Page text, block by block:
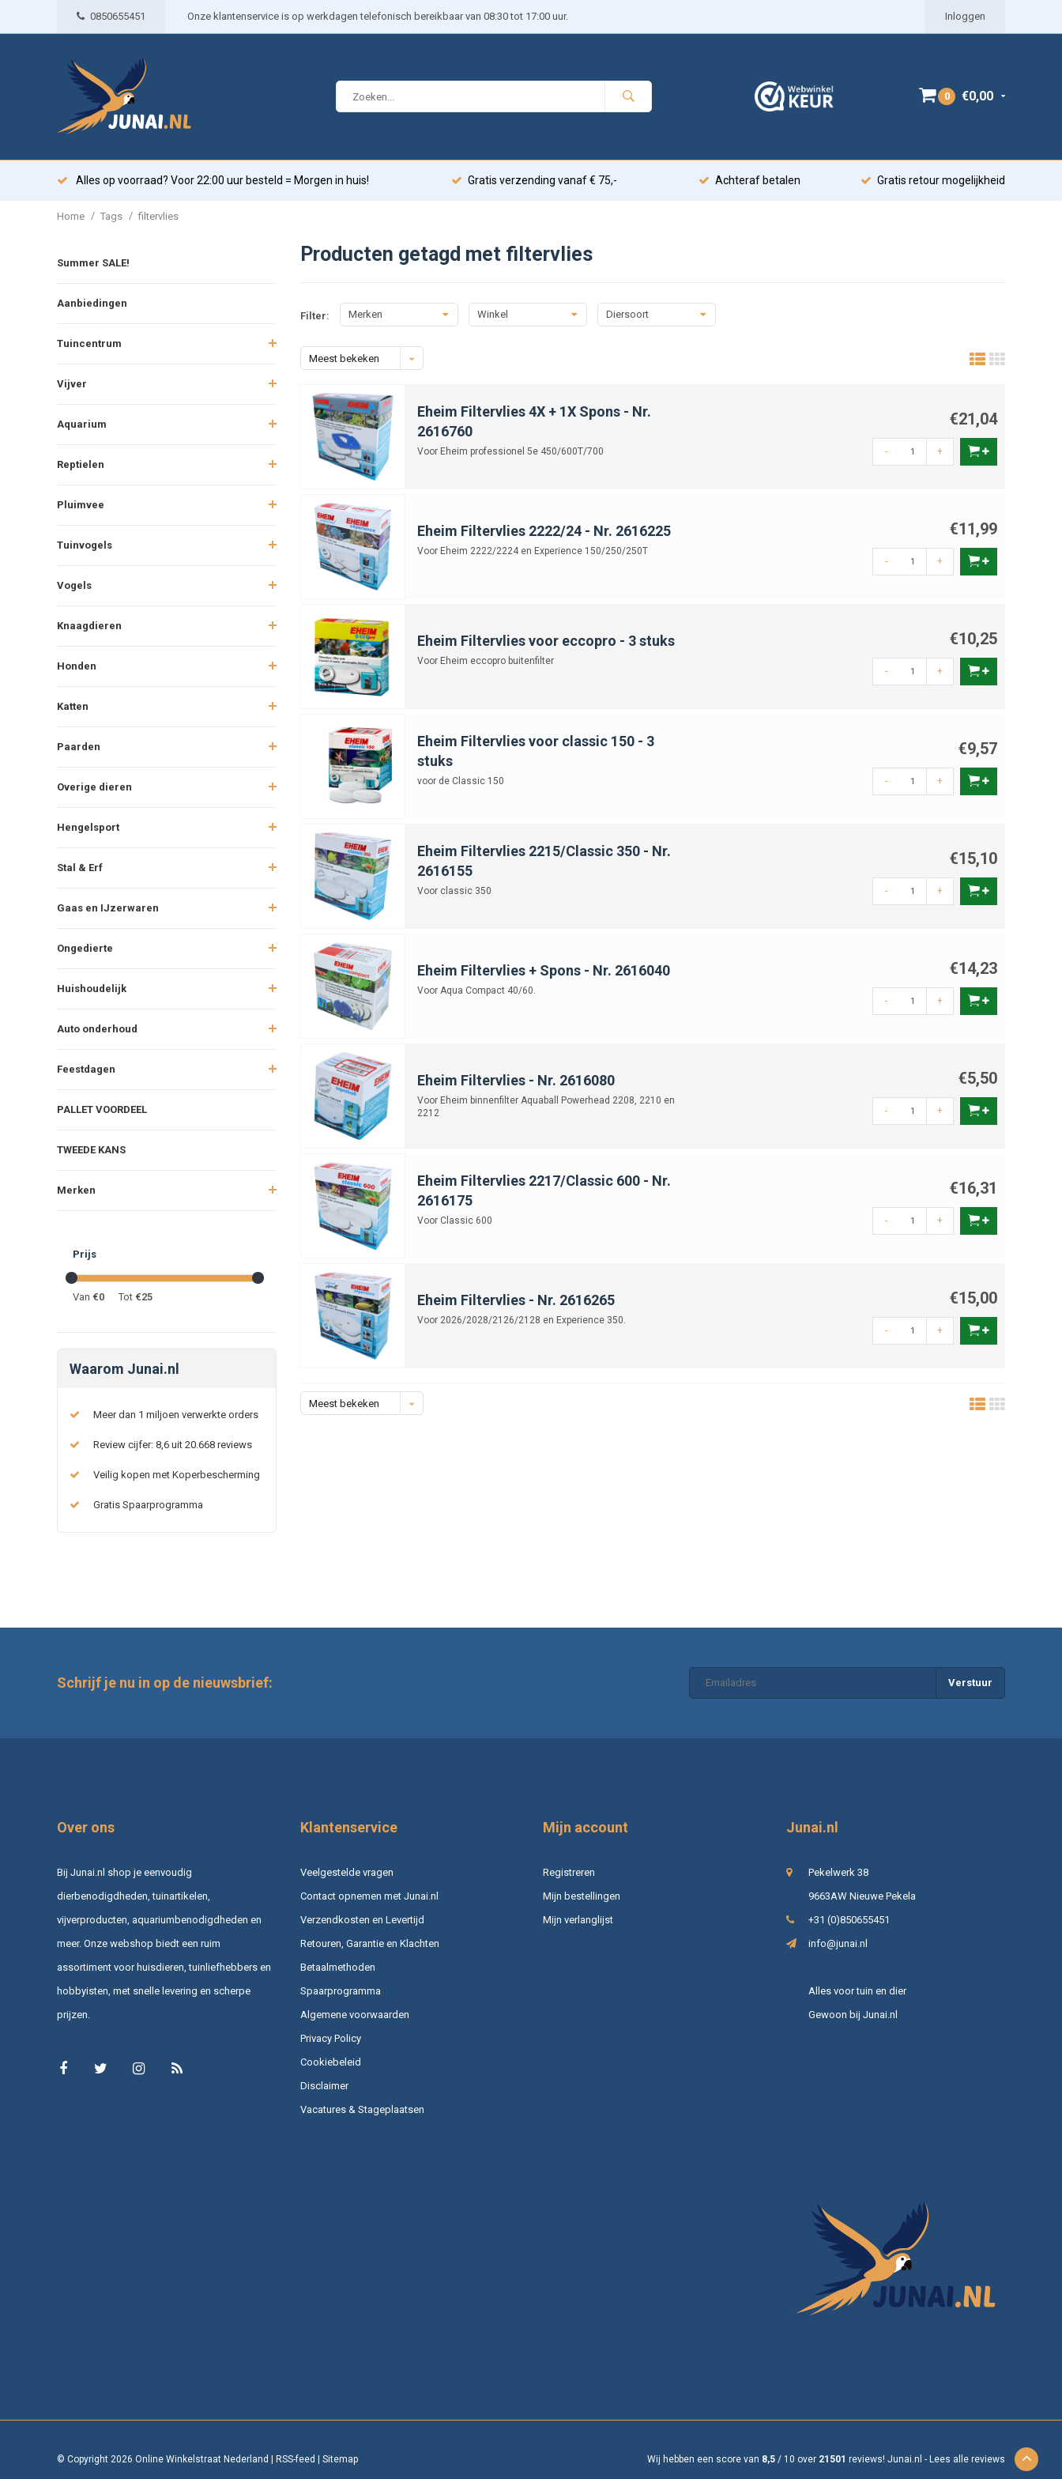
0850655451 Onze klantenservice is op werkdagen telefonisch bereikbaar van 08:30 tot 17:00 uur. Inloggen
0 €0,00
Alles op voorraad? Voor 22:00 uur besteld = Morgen in huis! Gratis verzending vanaf € 75,- Achteraf betalen Gratis retour mogelijkheid
Home / Tags / filtervlies
Summer SALE!
Aanbiedingen
Tuincentrum
Vijver
Aquarium
Reptielen
Pluimvee
Tuinvogels
Vogels
Knaagdieren
Honden
Katten
Paarden
Overige dieren
Hengelsport
Stal & Erf
Gaas en IJzerwaren
Ongedierte
Huishoudelijk
Auto onderhoud
Feestdagen
PALLET VOORDEEL
TWEEDE KANS
Merken
Prijs
Van €0 Tot €25
Waarom Junai.nl
Meer dan 1 miljoen verwerkte orders
Review cijfer: 8,6 uit 20.668 reviews
Veilig kopen met Koperbescherming
Gratis Spaarprogramma
Producten getagd met filtervlies
Filter: Merken Winkel Diersoort
Meest bekeken
Eheim Filtervlies 4X + 1X Spons - Nr.
2616760
Voor Eheim professionel 5e 450/600T/700
€21,04
- +
Eheim Filtervlies 2222/24 - Nr. 2616225
Voor Eheim 2222/2224 en Experience 150/250/250T
€11,99
- +
Eheim Filtervlies voor eccopro - 3 stuks
Voor Eheim eccopro buitenfilter
€10,25
- +
Eheim Filtervlies voor classic 150 - 3
stuks
voor de Classic 150
€9,57
- +
Eheim Filtervlies 2215/Classic 350 - Nr.
2616155
Voor classic 350
€15,10
- +
Eheim Filtervlies + Spons - Nr. 2616040
Voor Aqua Compact 40/60.
€14,23
- +
Eheim Filtervlies - Nr. 2616080
Voor Eheim binnenfilter Aquaball Powerhead 2208, 2210 en
2212
€5,50
- +
Eheim Filtervlies 2217/Classic 600 - Nr.
2616175
Voor Classic 600
€16,31
- +
Eheim Filtervlies - Nr. 2616265
Voor 2026/2028/2126/2128 en Experience 350.
€15,00
- +
Meest bekeken
Schrijf je nu in op de nieuwsbrief: Verstuur
Over ons
Bij Junai.nl shop je eenvoudig
dierbenodigdheden, tuinartikelen,
vijverproducten, aquariumbenodigdheden en
meer. Onze webshop biedt een ruim
assortiment voor huisdieren, tuinliefhebbers en
hobbyisten, met snelle levering en scherpe
prijzen.
Klantenservice
Veelgestelde vragen
Contact opnemen met Junai.nl
Verzendkosten en Levertijd
Retouren, Garantie en Klachten
Betaalmethoden
Spaarprogramma
Algemene voorwaarden
Privacy Policy
Cookiebeleid
Disclaimer
Vacatures & Stageplaatsen
Mijn account
Registreren
Mijn bestellingen
Mijn verlanglijst
Junai.nl
Pekelwerk 38
9663AW Nieuwe Pekela
+31 (0)850655451
info@junai.nl
Alles voor tuin en dier
Gewoon bij Junai.nl
© Copyright 2026 Online Winkelstraat Nederland | RSS-feed | Sitemap Wij hebben een score van 8,5 / 10 over 21501 reviews! Junai.nl - Lees alle reviews